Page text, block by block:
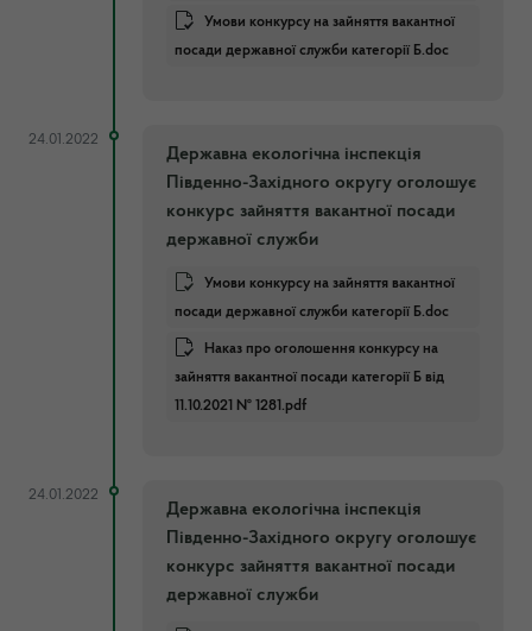
Умови конкурсу на зайняття вакантної
посади державної служби категорії Б.doc
24.01.2022
Державна екологічна інспекція
Південно-Західного округу оголошує
конкурс зайняття вакантної посади
державної служби
Умови конкурсу на зайняття вакантної
посади державної служби категорії Б.doc
Наказ про оголошення конкурсу на
зайняття вакантної посади категорії Б від
11.10.2021 № 1281.pdf
24.01.2022
Державна екологічна інспекція
Південно-Західного округу оголошує
конкурс зайняття вакантної посади
державної служби